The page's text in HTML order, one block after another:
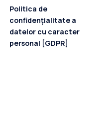
Politica de
confidenţialitate a
datelor cu caracter
personal [GDPR]